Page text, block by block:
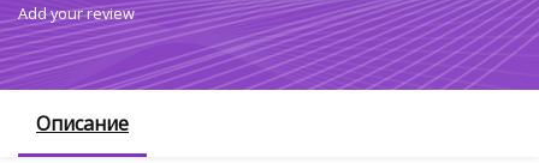
Add your review
Описание